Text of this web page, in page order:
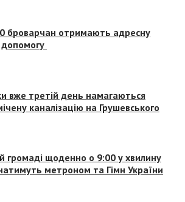
броварчан отримають адресну
вже третій день намагаються
каналізацію на Грушевського
громаді щоденно о 9:00 у хвилину
метроном та Гімн України